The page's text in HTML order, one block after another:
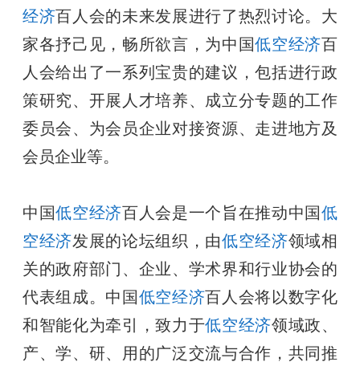
经济百人会的未来发展进行了热烈讨论。大
家各抒己见，畅所欲言，为中国低空经济百
人会给出了一系列宝贵的建议，包括进行政
策研究、开展人才培养、成立分专题的工作
委员会、为会员企业对接资源、走进地方及
会员企业等。
中国低空经济百人会是一个旨在推动中国低
空经济发展的论坛组织，由低空经济领域相
关的政府部门、企业、学术界和行业协会的
代表组成。中国低空经济百人会将以数字化
和智能化为牵引，致力于低空经济领域政、
产、学、研、用的广泛交流与合作，共同推